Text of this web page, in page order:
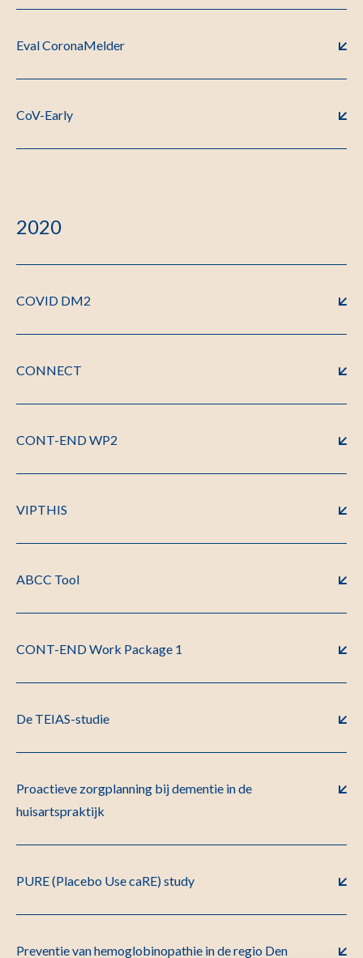
Eval CoronaMelder
CoV-Early
2020
COVID DM2
CONNECT
CONT-END WP2
VIPTHIS
ABCC Tool
CONT-END Work Package 1
De TEIAS-studie
Proactieve zorgplanning bij dementie in de
huisartspraktijk
PURE (Placebo Use caRE) study
Preventie van hemoglobinopathie in de regio Den